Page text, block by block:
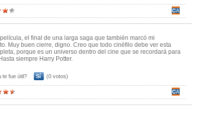
el final de una larga saga que también marcó mi
Muy buen cierre, digno. Creo que todo cinéfilo debe ver esta
porque es un universo dentro del cine que se recordará para
siempre Harry Potter.
te fue útil? Sí (0 votos)